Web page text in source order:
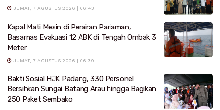
JUMAT, 7 AGUSTUS 2026 | 06:43
Kapal Mati Mesin di Perairan Pariaman,
Basarnas Evakuasi 12 ABK di Tengah Ombak 3
Meter
JUMAT, 7 AGUSTUS 2026 | 06:39
Bakti Sosial HJK Padang, 330 Personel
Bersihkan Sungai Batang Arau hingga Bagikan
250 Paket Sembako